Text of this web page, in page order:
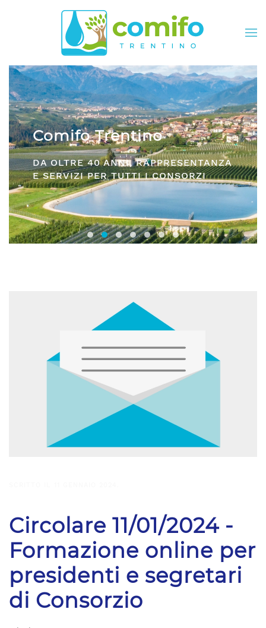
Skip to main content
Comifo Trentino
DA OLTRE 40 ANNI, RAPPRESENTANZA
E SERVIZI PER TUTTI I CONSORZI
Consorzi irrigui e di miglioramento
Comifo Trentino
Consorzi Irrigui e di
La Federazione dei Consorzi
Consorzi Irrigui e di
Consorzi irrigui e di
Consorzi Irrigui e
Circolare 11/01/2024 -
Formazione online per
presidenti e segretari
di Consorzio